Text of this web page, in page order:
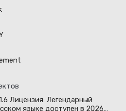
Лицензия: Легендарный
языке доступен в 2026